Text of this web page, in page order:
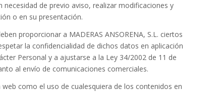
necesidad de previo aviso, realizar modificaciones y
o en su presentación.
proporcionar a MADERAS ANSORENA, S.L. ciertos
la confidencialidad de dichos datos en aplicación
Personal y a ajustarse a la Ley 34/2002 de 11 de
al envío de comunicaciones comerciales.
como el uso de cualesquiera de los contenidos en